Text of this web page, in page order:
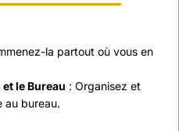
la partout où vous en
le Bureau : Organisez et
au bureau.